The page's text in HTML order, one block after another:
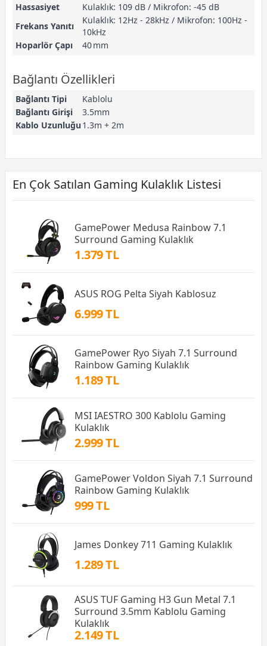
Hassasiyet
Kulaklık: 109 dB / Mikrofon: -45 dB
Frekans Yanıtı
Kulaklık: 12Hz - 28kHz / Mikrofon: 100Hz -
10kHz
Hoparlör Çapı
40 mm
Bağlantı Özellikleri
Bağlantı Tipi
Kablolu
Bağlantı Girişi
3.5mm
Kablo Uzunluğu 1.3m + 2m
En Çok Satılan Gaming Kulaklık Listesi
GamePower Medusa Rainbow 7.1
Surround Gaming Kulaklık
1.379 TL
ASUS ROG Pelta Siyah Kablosuz
6.999 TL
GamePower Ryo Siyah 7.1 Surround
Rainbow Gaming Kulaklık
1.189 TL
MSI IAESTRO 300 Kablolu Gaming
Kulaklık
2.999 TL
GamePower Voldon Siyah 7.1 Surround
Rainbow Gaming Kulaklık
999 TL
James Donkey 711 Gaming Kulaklık
1.289 TL
ASUS TUF Gaming H3 Gun Metal 7.1
Surround 3.5mm Kablolu Gaming
Kulaklık
2.149 TL